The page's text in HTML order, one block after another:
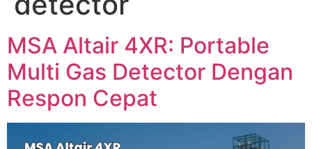
MSA Altair 4XR: Portable
Multi Gas Detector Dengan
Respon Cepat